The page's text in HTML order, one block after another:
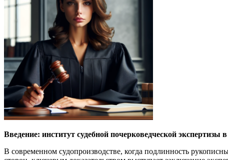
Введение: институт судебной почерковедческой экспертизы
В современном судопроизводстве, когда подлинность